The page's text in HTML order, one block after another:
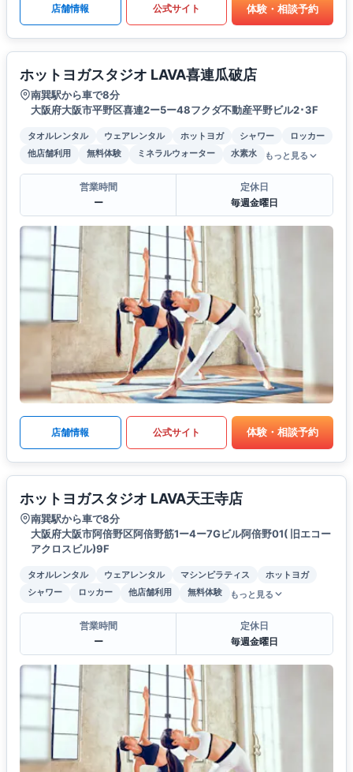
店舗情報 公式サイト 体験・相談予約
ホットヨガスタジオ LAVA喜連瓜破店
南巽駅から車で8分
大阪府大阪市平野区喜連2ー5ー48フクダ不動産平野ビル2･3F
タオルレンタル ウェアレンタル ホットヨガ シャワー
ロッカー
他店舗利用
無料体験 ミネラルウォーター 水素水 もっと見る
営業時間
ー
定休日
毎週金曜日
店舗情報 公式サイト 体験・相談予約
ホットヨガスタジオ LAVA天王寺店
南巽駅から車で8分
大阪府大阪市阿倍野区阿倍野筋1ー4ー7Gビル阿倍野01( 旧エコー
アクロスビル)9F
タオルレンタル ウェアレンタル マシンピラティス
ホットヨガ
シャワー
ロッカー 他店舗利用 無料体験 もっと見る
営業時間
ー
定休日
毎週金曜日